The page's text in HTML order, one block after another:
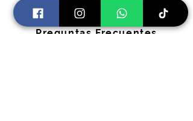
Costos de envíos y
devoluciones
Preguntas Frecuentes